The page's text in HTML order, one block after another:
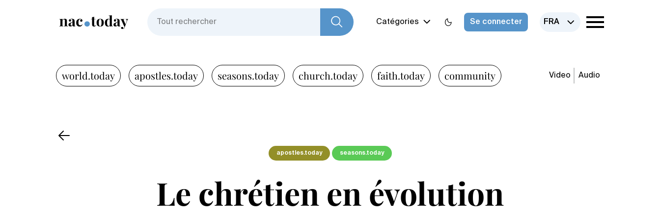
Catégories Se connecter FRA
world.today apostles.today seasons.today church.today faith.today community Video Audio
apostles.today seasons.today
Le chrétien en évolution